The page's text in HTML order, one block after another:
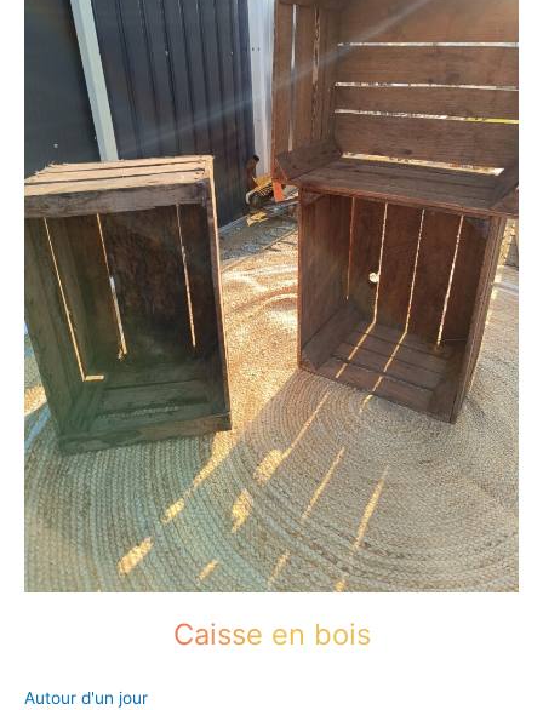
Caisse en bois
Autour d'un jour